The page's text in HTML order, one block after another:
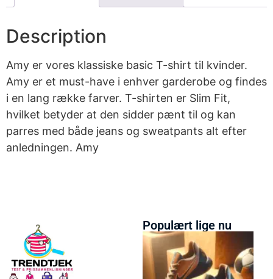
Description
Amy er vores klassiske basic T-shirt til kvinder.
Amy er et must-have i enhver garderobe og findes
i en lang række farver. T-shirten er Slim Fit,
hvilket betyder at den sidder pænt til og kan
parres med både jeans og sweatpants alt efter
anledningen. Amy
Populært lige nu